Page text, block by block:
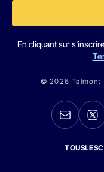
En cliquant sur
© 2026 Talmont